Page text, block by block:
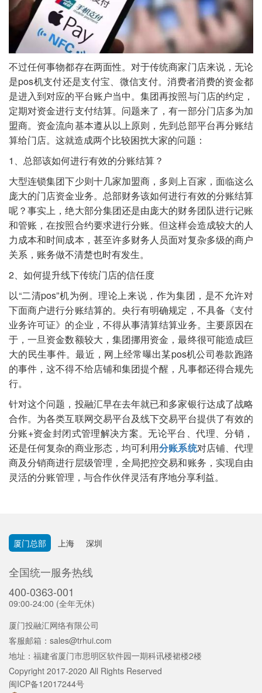
不过任何事物都存在两面性。对于传统商家门店来说，无论
是pos机支付还是支付宝、微信支付。消费者消费的资金都
是进入到对应的平台账户当中。集团再按照与门店的约定，
定期对资金进行支付结算。问题来了，有一部分门店多为加
盟商。资金流向基本遵从以上原则，先到总部平台再分账结
算给门店。这就造成两个比较困扰大家的问题：
1、总部该如何进行有效的分账结算？
大型连锁集团下少则十几家加盟商，多则上百家，面临这么
庞大的门店资金业务。总部财务该如何进行有效的分账结算
呢？事实上，绝大部分集团还是由庞大的财务团队进行记账
和管账，在按照合约要求进行分账。但这样会造成较大的人
力成本和时间成本，甚至许多财务人员面对复杂多级的商户
关系，账务做不清楚也时有发生。
2、如何提升线下传统门店的信任度
以“二清pos”机为例。理论上来说，作为集团，是不允许对
下面商户进行分账结算的。央行有明确规定，不具备《支付
业务许可证》的企业，不得从事清算结算业务。主要原因在
于，一旦资金数额较大，集团挪用资金，最终很可能造成巨
大的民生事件。最近，网上经常曝出某pos机公司卷款跑路
的事件，这不得不给店铺和集团提个醒，凡事都还得合规先
行。
针对这个问题，投融汇早在去年就已和多家银行达成了战略
合作。为各类互联网交易平台及线下交易平台提供了有效的
分账+资金封闭式管理解决方案。无论平台、代理、分销，
还是任何复杂的商业形态，均可利用分账系统对店铺、代理
商及分销商进行层级管理，全局把控交易和账务，实现自由
灵活的分账管理，与合作伙伴灵活有序地分享利益。
厦门总部 上海 深圳
全国统一服务热线
400-0363-001
09:00-24:00 (全年无休)
厦门投融汇网络有限公司
客服邮箱： sales@trhui.com
地址：福建省厦门市思明区软件园一期科讯楼裙楼2楼
Copyright 2017-2020 All Rights Reserved
闽ICP备12017244号